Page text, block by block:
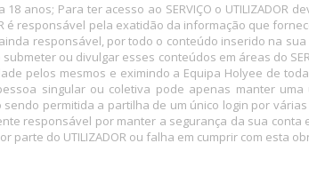
anos; Para ter acesso ao SERVIÇO o
é responsável pela exatidão da informação que
responsável, por todo o conteúdo inserido na
ou divulgar esses conteúdos em áreas do
pelos mesmos e eximindo a Equipa Holyee de
singular ou coletiva pode apenas manter
sendo permitida a partilha de um único login por
responsável por manter a segurança da sua
do UTILIZADOR ou falha em cumprir com esta